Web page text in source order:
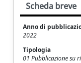
Scheda breve
Anno di
2022
Tipologia
01 Pubblicazione su